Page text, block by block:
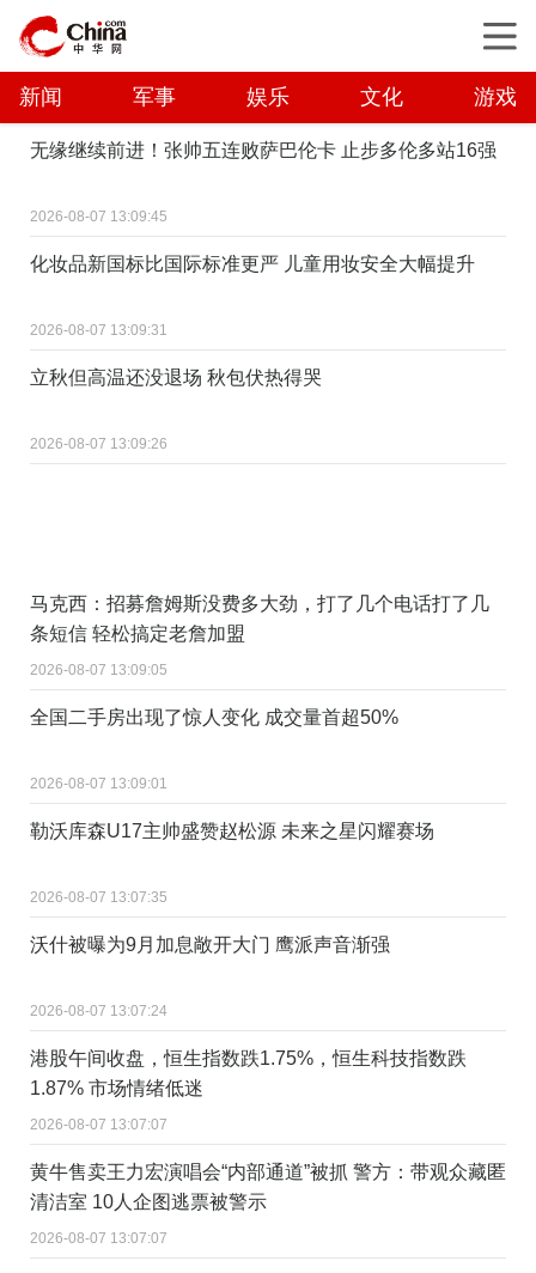
新闻 军事 娱乐 文化 游戏
无缘继续前进！张帅五连败萨巴伦卡 止步多伦多站16强
2026-08-07 13:09:45
化妆品新国标比国际标准更严 儿童用妆安全大幅提升
2026-08-07 13:09:31
立秋但高温还没退场 秋包伏热得哭
2026-08-07 13:09:26
马克西：招募詹姆斯没费多大劲，打了几个电话打了几
条短信 轻松搞定老詹加盟
2026-08-07 13:09:05
全国二手房出现了惊人变化 成交量首超50%
2026-08-07 13:09:01
勒沃库森U17主帅盛赞赵松源 未来之星闪耀赛场
2026-08-07 13:07:35
沃什被曝为9月加息敞开大门 鹰派声音渐强
2026-08-07 13:07:24
港股午间收盘，恒生指数跌1.75%，恒生科技指数跌
1.87% 市场情绪低迷
2026-08-07 13:07:07
黄牛售卖王力宏演唱会“内部通道”被抓 警方：带观众藏匿
清洁室 10人企图逃票被警示
2026-08-07 13:07:07